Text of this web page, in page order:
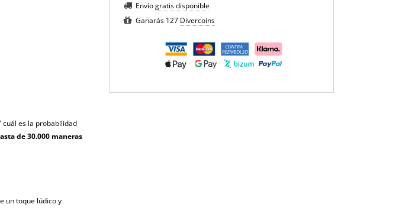
Envíogratis disponible
Ganarás 127 Divercoins
cuál es la probabilidad
de 30.000 maneras
un toque lúdico y